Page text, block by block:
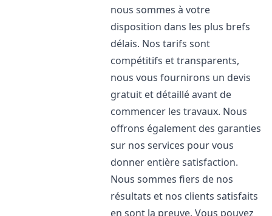
nous sommes à votre
disposition dans les plus brefs
délais. Nos tarifs sont
compétitifs et transparents,
nous vous fournirons un devis
gratuit et détaillé avant de
commencer les travaux. Nous
offrons également des garanties
sur nos services pour vous
donner entière satisfaction.
Nous sommes fiers de nos
résultats et nos clients satisfaits
en sont la preuve. Vous pouvez